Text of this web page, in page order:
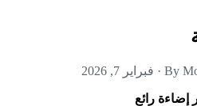
·فبراير 7, 2026
رائع